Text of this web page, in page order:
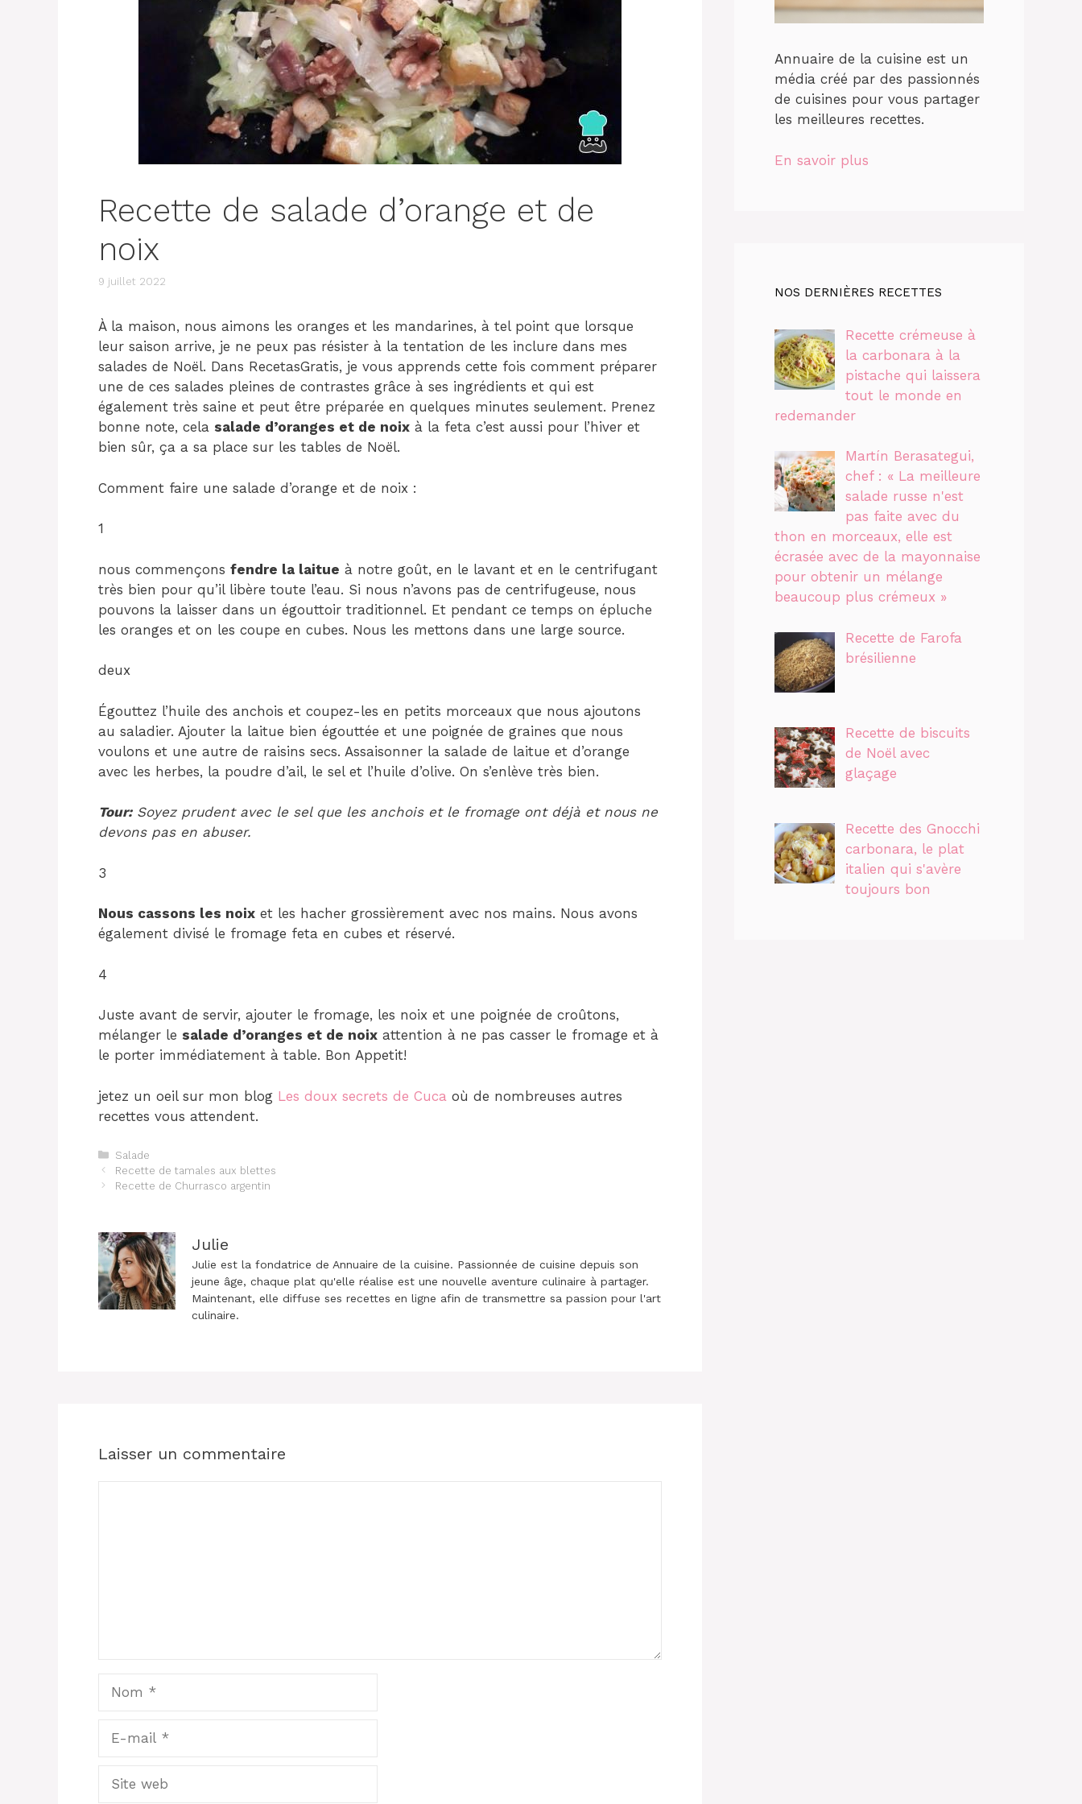
Recette de salade d’orange et de
noix
9 juillet 2022
À la maison, nous aimons les oranges et les mandarines, à tel point que lorsque
leur saison arrive, je ne peux pas résister à la tentation de les inclure dans mes
salades de Noël. Dans RecetasGratis, je vous apprends cette fois comment préparer
une de ces salades pleines de contrastes grâce à ses ingrédients et qui est
également très saine et peut être préparée en quelques minutes seulement. Prenez
bonne note, cela salade d’oranges et de noix à la feta c’est aussi pour l’hiver et
bien sûr, ça a sa place sur les tables de Noël.
Comment faire une salade d’orange et de noix :
1
nous commençons fendre la laitue à notre goût, en le lavant et en le centrifugant
très bien pour qu’il libère toute l’eau. Si nous n’avons pas de centrifugeuse, nous
pouvons la laisser dans un égouttoir traditionnel. Et pendant ce temps on épluche
les oranges et on les coupe en cubes. Nous les mettons dans une large source.
deux
Égouttez l’huile des anchois et coupez-les en petits morceaux que nous ajoutons
au saladier. Ajouter la laitue bien égouttée et une poignée de graines que nous
voulons et une autre de raisins secs. Assaisonner la salade de laitue et d’orange
avec les herbes, la poudre d’ail, le sel et l’huile d’olive. On s’enlève très bien.
Tour:Soyez prudent avec le sel que les anchois et le fromage ont déjà et nous ne
devons pas en abuser.
3
Nous cassons les noix et les hacher grossièrement avec nos mains. Nous avons
également divisé le fromage feta en cubes et réservé.
4
Juste avant de servir, ajouter le fromage, les noix et une poignée de croûtons,
mélanger le salade d’oranges et de noix attention à ne pas casser le fromage et à
le porter immédiatement à table. Bon Appetit!
jetez un oeil sur mon blog Les doux secrets de Cuca où de nombreuses autres
recettes vous attendent.
Catégories
Salade
Navigation
des
Recette de tamales aux blettes
Recette de Churrasco argentin
Julie
Julie est la fondatrice de Annuaire de la cuisine. Passionnée de cuisine depuis son
jeune âge, chaque plat qu'elle réalise est une nouvelle aventure culinaire à partager.
Maintenant, elle diffuse ses recettes en ligne afin de transmettre sa passion pour l'art
culinaire.
Laisser un commentaire
Site
Annuaire de la cuisine est un
média créé par des passionnés
de cuisines pour vous partager
les meilleures recettes.
En savoir plus
NOS DERNIÈRES RECETTES
Recette crémeuse à
la carbonara à la
pistache qui laissera
tout le monde en
redemander
Martín Berasategui,
chef : « La meilleure
salade russe n'est
pas faite avec du
thon en morceaux, elle est
écrasée avec de la mayonnaise
pour obtenir un mélange
beaucoup plus crémeux »
Recette de Farofa
brésilienne
Recette de biscuits
de Noël avec
glaçage
Recette des Gnocchi
carbonara, le plat
italien qui s'avère
toujours bon